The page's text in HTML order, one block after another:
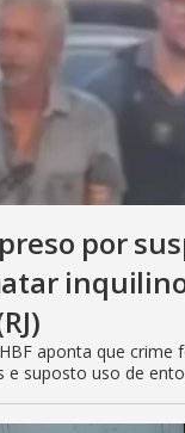
por
aponta que crime
e suposto uso de